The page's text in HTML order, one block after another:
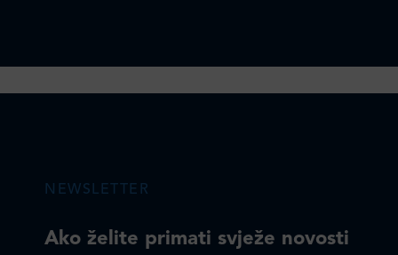
NEWSLETTER
Ako želite primati svježe novosti